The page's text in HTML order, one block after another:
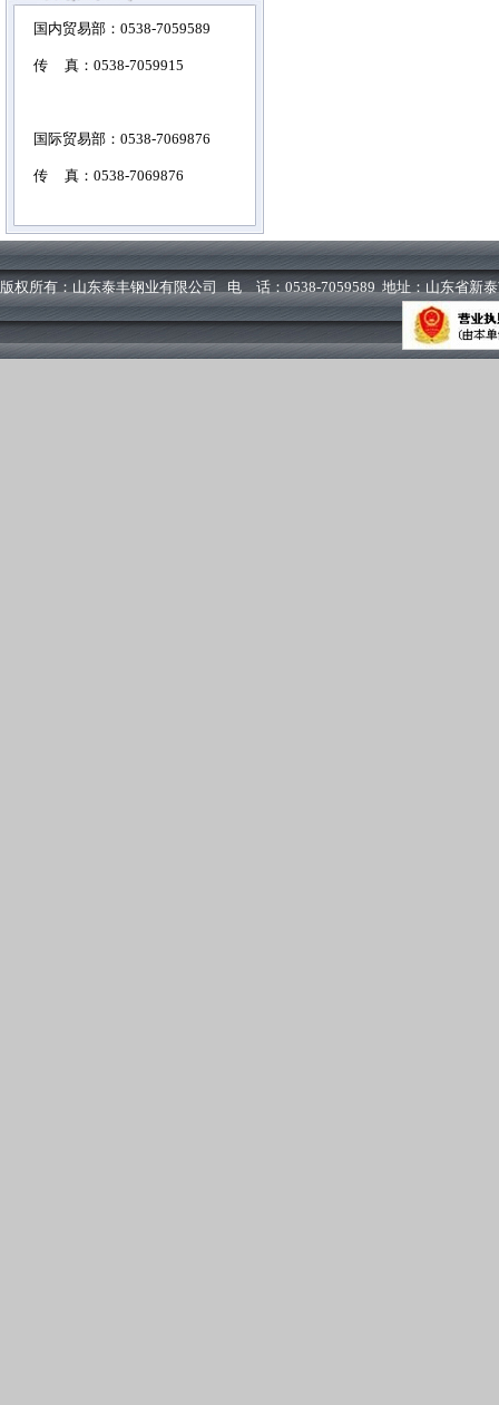
水平、产品质量、现场管理给予高
度评价，并表示将进一步发挥协会
优势，在市场开拓方面给予更多的
支持。
国内贸易部：0538-7059589
传 真：0538-7059915
国际贸易部：0538-7069876
传 真：0538-7069876
版权所有：山东泰丰钢业有限公司 电 话：0538-7059589 地址：山东省新